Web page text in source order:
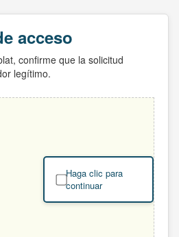
acceso
confirme que la solicitud
legítimo.
Haga clic para
continuar